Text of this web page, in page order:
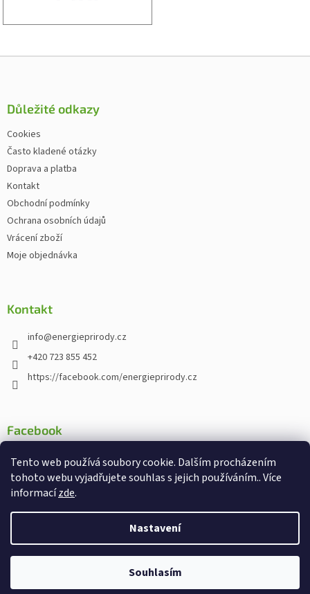
Tento web používá soubory cookie. Dalším procházením
tohoto webu vyjadřujete souhlas s jejich používáním.. Více
informacízde.
Nastavení
Souhlasím
Důležité odkazy
Cookies
Často kladené otázky
Doprava a platba
Kontakt
Obchodní podmínky
Ochrana osobních údajů
Vrácení zboží
Moje objednávka
Kontakt
info@energieprirody.cz
+420 723 855 452
https://facebook.com/energieprirody.cz
Facebook
Štefan Mazáň
Copyright 2026Energiepřirody.cz - Internetový obchod s
doplňky stravy. Všechna práva vyhrazena.